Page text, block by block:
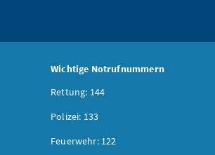
Wichtige Notrufnummern
Rettung: 144
Polizei: 133
Feuerwehr: 122